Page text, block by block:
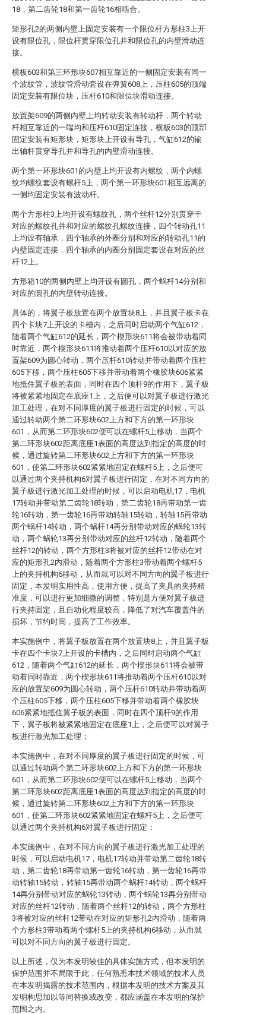
18，第二齿轮18和第一齿轮16相啮合。
矩形孔2的两侧内壁上固定安装有一个限位杆方形柱3上开
设有限位孔，限位杆贯穿限位孔并和限位孔的内壁滑动连
接。
横板603和第三环形块607相互靠近的一侧固定安装有同一
个波纹管，波纹管滑动套设在弹簧608上，压柱605的顶端
固定安装有限位块，压杆610和限位块滑动连接。
放置架609的两侧内壁上均转动安装有转动杆，两个转动
杆相互靠近的一端均和压杆610固定连接，横板603的顶部
固定安装有矩形块，矩形块上开设有导孔，气缸612的输
出轴杆贯穿导孔并和导孔的内壁滑动连接。
两个第一环形块601的内壁上均开设有内螺纹，两个内螺
纹均螺纹套设有螺杆5上，两个第一环形块601相互远离的
一侧均固定安装有波动杆。
两个方形柱3上均开设有螺纹孔，两个丝杆12分别贯穿干
对应的螺纹孔并和对应的螺纹孔螺纹连接，四个转动孔11
上均设有轴承，四个轴承的外圈分别和对应的转动孔11的
内壁固定连接，四个轴承的内圈分别固定套设在对应的丝
杆12上。
方形箱10的两侧内壁上均开设有圆孔，两个蜗杆14分别和
对应的圆孔的内壁转动连接。
具体的，将翼子板放置在两个放置块8上，并且翼子板卡在
四个卡块7上开设的卡槽内，之后同时启动两个气缸612，
随着两个气缸612的延长，两个楔形块611将会被带动着同
时靠近，两个楔形块611将推动着两个压杆610以对应的放
置架609为圆心转动，两个压杆610转动并带动着两个压柱
605下移，两个压柱605下移并带动着两个橡胶块606紧紧
地抵住翼子板的表面，同时在四个顶杆9的作用下，翼子板
将被紧紧地固定在底座1上，之后便可以对翼子板进行激光
加工处理，在对不同厚度的翼子板进行固定的时候，可以
通过转动两个第二环形块602上方和下方的第一环形块
601，从而第二环形块602便可以在螺杆5上移动，当两个
第二环形块602距离底座1表面的高度达到指定的高度的时
候，通过旋转第二环形块602上方和下方的第一环形块
601，使第二环形块602紧紧地固定在螺杆5上，之后便可
以通过两个夹持机构6对翼子板进行固定，在对不同方向的
翼子板进行激光加工处理的时候，可以启动电机17，电机
17转动并带动第二齿轮18转动，第二齿轮18再带动第一齿
轮16转动，第一齿轮16再带动转轴15转动，转轴15再带动
两个蜗杆14转动，两个蜗杆14再分别带动对应的蜗轮13转
动，两个蜗轮13再分别带动对应的丝杆12转动，随着两个
丝杆12的转动，两个方形柱3将被对应的丝杆12带动在对
应的矩形孔2内滑动，随着两个方形柱3带动着两个螺杆5
上的夹持机构6移动，从而就可以对不同方向的翼子板进行
固定，本发明实用性高，使用方便，提高了夹具的夹持精
准度，可以进行更加细微的调整，特别是方便对翼子板进
行夹持固定，且自动化程度较高，降低了对汽车覆盖件的
损坏，节约时间，提高了工作效率。
本实施例中，将翼子板放置在两个放置块8上，并且翼子板
卡在四个卡块7上开设的卡槽内，之后同时启动两个气缸
612，随着两个气缸612的延长，两个楔形块611将会被带
动着同时靠近，两个楔形块611将推动着两个压杆610以对
应的放置架609为圆心转动，两个压杆610转动并带动着两
个压柱605下移，两个压柱605下移并带动着两个橡胶块
606紧紧地抵住翼子板的表面，同时在四个顶杆9的作用
下，翼子板将被紧紧地固定在底座1上，之后便可以对翼子
板进行激光加工处理；
本实施例中，在对不同厚度的翼子板进行固定的时候，可
以通过转动两个第二环形块602上方和下方的第一环形块
601，从而第二环形块602便可以在螺杆5上移动，当两个
第二环形块602距离底座1表面的高度达到指定的高度的时
候，通过旋转第二环形块602上方和下方的第一环形块
601，使第二环形块602紧紧地固定在螺杆5上，之后便可
以通过两个夹持机构6对翼子板进行固定；
本实施例中，在对不同方向的翼子板进行激光加工处理的
时候，可以启动电机17，电机17转动并带动第二齿轮18转
动，第二齿轮18再带动第一齿轮16转动，第一齿轮16再带
动转轴15转动，转轴15再带动两个蜗杆14转动，两个蜗杆
14再分别带动对应的蜗轮13转动，两个蜗轮13再分别带动
对应的丝杆12转动，随着两个丝杆12的转动，两个方形柱
3将被对应的丝杆12带动在对应的矩形孔2内滑动，随着两
个方形柱3带动着两个螺杆5上的夹持机构6移动，从而就
可以对不同方向的翼子板进行固定。
以上所述，仅为本发明较佳的具体实施方式，但本发明的
保护范围并不局限于此，任何熟悉本技术领域的技术人员
在本发明揭露的技术范围内，根据本发明的技术方案及其
发明构思加以等同替换或改变，都应涵盖在本发明的保护
范围之内。